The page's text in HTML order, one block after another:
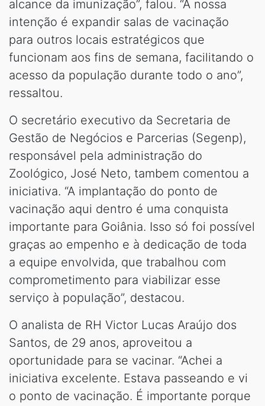
alcance da imunização”, falou. “A nossa
intenção é expandir salas de vacinação
para outros locais estratégicos que
funcionam aos fins de semana, facilitando o
acesso da população durante todo o ano”,
ressaltou.
O secretário executivo da Secretaria de
Gestão de Negócios e Parcerias (Segenp),
responsável pela administração do
Zoológico, José Neto, tambem comentou a
iniciativa. “A implantação do ponto de
vacinação aqui dentro é uma conquista
importante para Goiânia. Isso só foi possível
graças ao empenho e à dedicação de toda
a equipe envolvida, que trabalhou com
comprometimento para viabilizar esse
serviço à população”, destacou.
O analista de RH Victor Lucas Araújo dos
Santos, de 29 anos, aproveitou a
oportunidade para se vacinar. “Achei a
iniciativa excelente. Estava passeando e vi
o ponto de vacinação. É importante porque